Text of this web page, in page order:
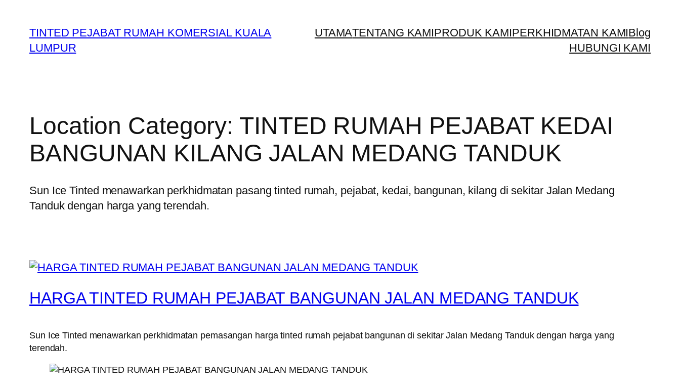
content
TINTED PEJABAT RUMAH KOMERSIAL KUALA
LUMPUR
UTAMATENTANG KAMIPRODUK KAMIPERKHIDMATAN KAMIBlog
HUBUNGI KAMI
Location Category: TINTED RUMAH PEJABAT KEDAI
BANGUNAN KILANG JALAN MEDANG TANDUK
Sun Ice Tinted menawarkan perkhidmatan pasang tinted rumah, pejabat, kedai, bangunan, kilang di sekitar Jalan Medang
Tanduk dengan harga yang terendah.
HARGA TINTED RUMAH PEJABAT BANGUNAN JALAN MEDANG TANDUK
Sun Ice Tinted menawarkan perkhidmatan pemasangan harga tinted rumah pejabat bangunan di sekitar Jalan Medang Tanduk dengan harga yang
terendah.